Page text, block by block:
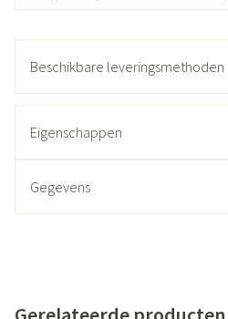
Beschikbare leveringsmethoden
Eigenschappen
Gegevens